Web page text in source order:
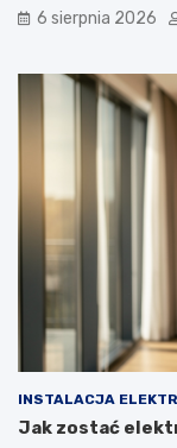
6 sierpnia 2026
INSTALACJA
Jak zostać